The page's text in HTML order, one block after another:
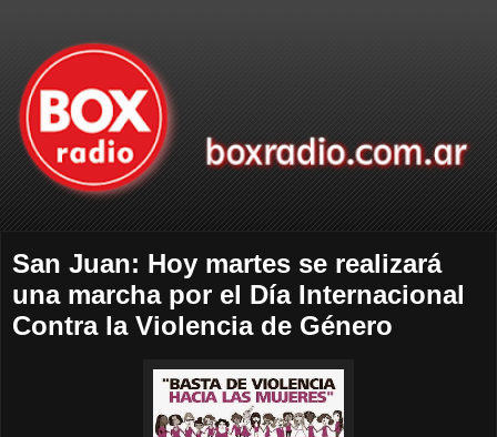
San Juan: Hoy martes se realizará
una marcha por el Día Internacional
Contra la Violencia de Género